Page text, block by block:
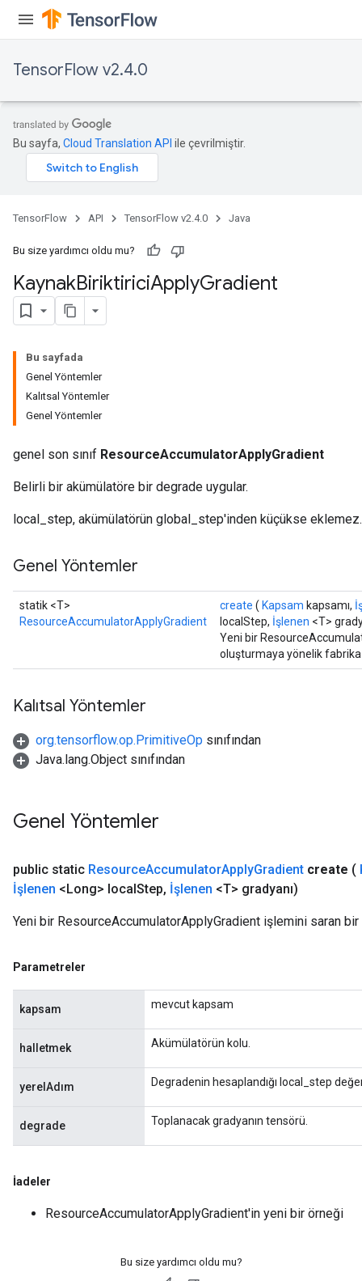
TensorFlow v2.4.0
Bu sayfa, Cloud Translation API ile çevrilmiştir.
TensorFlow API TensorFlow v2.4.0 Java
Bu size yardımcı oldu mu?
KaynakBiriktiriciApplyGradient
Bu sayfada
Genel Yöntemler
Kalıtsal Yöntemler
Genel Yöntemler
genel son sınıf ResourceAccumulatorApplyGradient
Belirli bir akümülatöre bir degrade uygular.
local_step, akümülatörün global_step'inden küçükse eklemez.
Genel Yöntemler
statik <T>
ResourceAccumulatorApplyGradient
create ( Kapsam kapsamı,
localStep, İşlenen <T>
Yeni bir
oluşturmaya yönelik
Kalıtsal Yöntemler
org.tensorflow.op.PrimitiveOp sınıfından
Java.lang.Object sınıfından
Genel Yöntemler
public static ResourceAccumulatorApplyGradient create (
İşlenen <Long> localStep, İşlenen <T> gradyanı)
Yeni bir ResourceAccumulatorApplyGradient işlemini saran
Parametreler
kapsam mevcut kapsam
halletmek Akümülatörün kolu.
yerelAdım Degradenin hesaplandığı local_step
degrade Toplanacak gradyanın tensörü.
İadeler
ResourceAccumulatorApplyGradient'in yeni bir örneği
Bu size yardımcı oldu mu?